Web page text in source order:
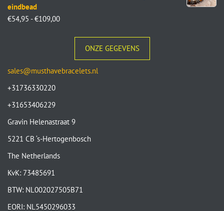
eindbead
€54,95 - €109,00
ONZE GEGEVENS
sales@musthavebracelets.nl
+31736330220
+31653406229
Gravin Helenastraat 9
5221 CB ‘s-Hertogenbosch
The Netherlands
KvK: 73485691
BTW: NL002027505B71
EORI: NL5450296033